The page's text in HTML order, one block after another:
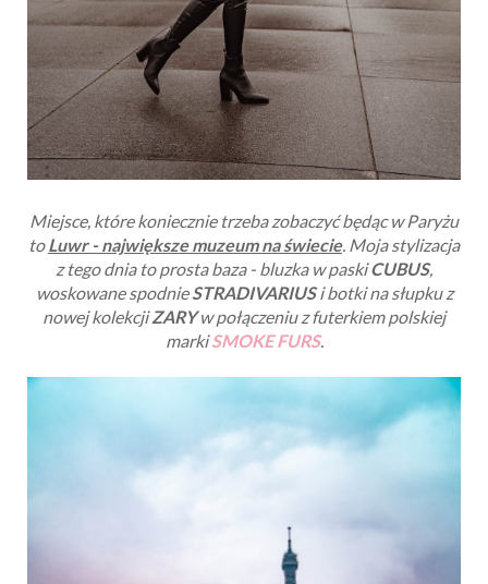
Miejsce, które koniecznie trzeba zobaczyć będąc w Paryżu
toLuwr - największe muzeum na świecie. Moja stylizacja
z tego dnia to prosta baza - bluzka w paskiCUBUS,
woskowane spodnieSTRADIVARIUSi botki na słupku z
nowej kolekcjiZARYw połączeniu z futerkiem polskiej
markiSMOKE FURS.